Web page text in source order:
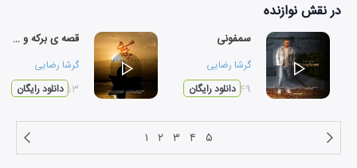
در نقشنوازنده
سمفونی
گرشا رضایی
۰۲:۴۹دانلود رایگان
قصه ی برکه و ماهی
گرشا رضایی
۰۲:۵۳دانلود رایگان
۱ ۲ ۳ ۴ ۵